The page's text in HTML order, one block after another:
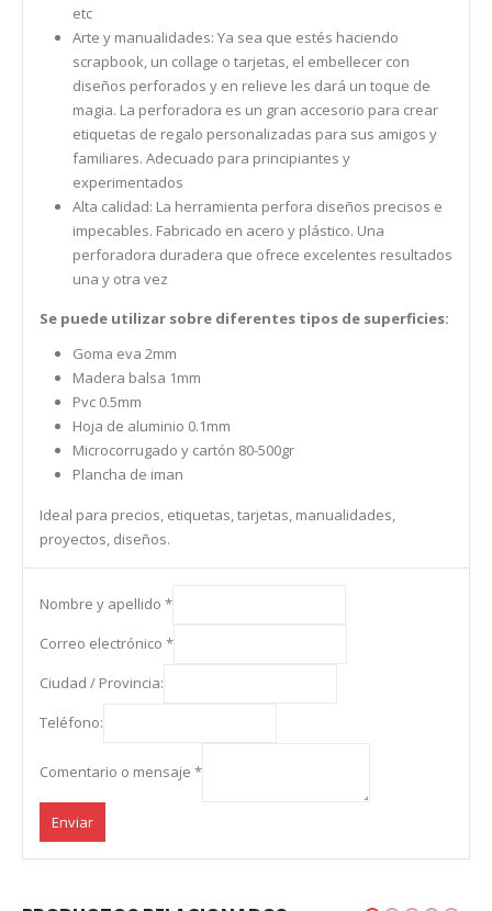
etc
Arte y manualidades: Ya sea que estés haciendo
scrapbook, un collage o tarjetas, el embellecer con
diseños perforados y en relieve les dará un toque de
magia. La perforadora es un gran accesorio para crear
etiquetas de regalo personalizadas para sus amigos y
familiares. Adecuado para principiantes y
experimentados
Alta calidad: La herramienta perfora diseños precisos e
impecables. Fabricado en acero y plástico. Una
perforadora duradera que ofrece excelentes resultados
una y otra vez
Se puede utilizar sobre diferentes tipos de superficies:
Goma eva 2mm
Madera balsa 1mm
Pvc 0.5mm
Hoja de aluminio 0.1mm
Microcorrugado y cartón 80-500gr
Plancha de iman
Ideal para precios, etiquetas, tarjetas, manualidades,
proyectos, diseños.
Nombre y apellido *
Correo electrónico *
Ciudad / Provincia:
Teléfono:
Comentario o mensaje *
Enviar